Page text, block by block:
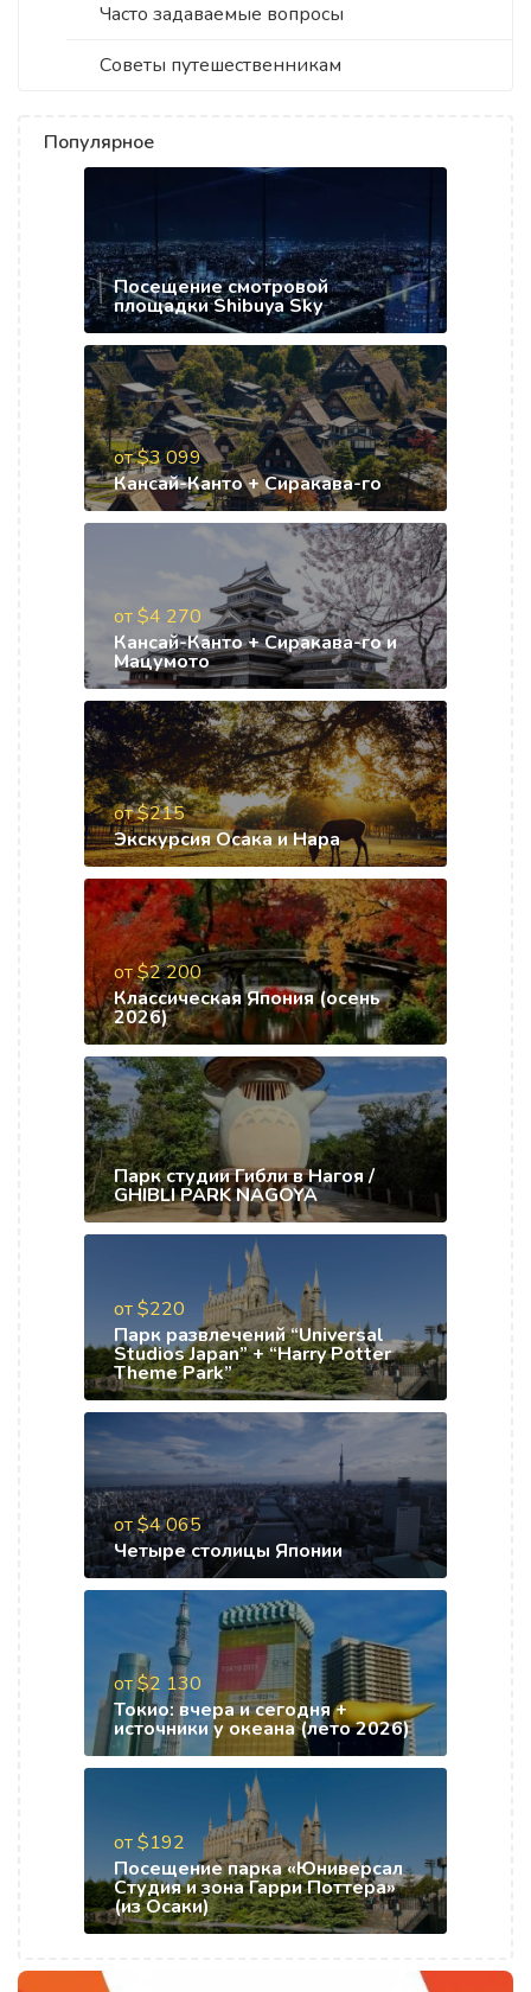
Часто задаваемые вопросы
Советы путешественникам
Популярное
Посещение смотровой
площадки Shibuya Sky
от $3 099
Кансай-Канто + Сиракава-го
от $4 270
Кансай-Канто + Сиракава-го и
Мацумото
от $215
Экскурсия Осака и Нара
от $2 200
Классическая Япония (осень
2026)
Парк студии Гибли в Нагоя /
GHIBLI PARK NAGOYA
от $220
Парк развлечений “Universal
Studios Japan” + “Harry Potter
Theme Park”
от $4 065
Четыре столицы Японии
от $2 130
Токио: вчера и сегодня +
источники у океана (лето 2026)
от $192
Посещение парка «Юниверсал
Студия и зона Гарри Поттера»
(из Осаки)